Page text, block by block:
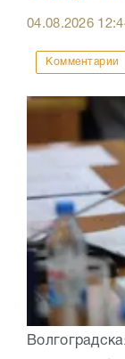
04.08.2026
Комментарии